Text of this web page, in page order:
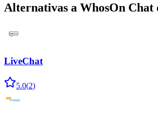
Alternativas a WhosOn Chat
LiveChat
5.0(2)